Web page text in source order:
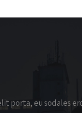
porta, eu sodales